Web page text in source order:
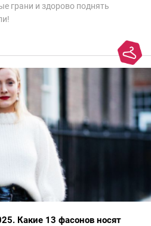
грани и здорово поднять
Какие 13 фасонов носят